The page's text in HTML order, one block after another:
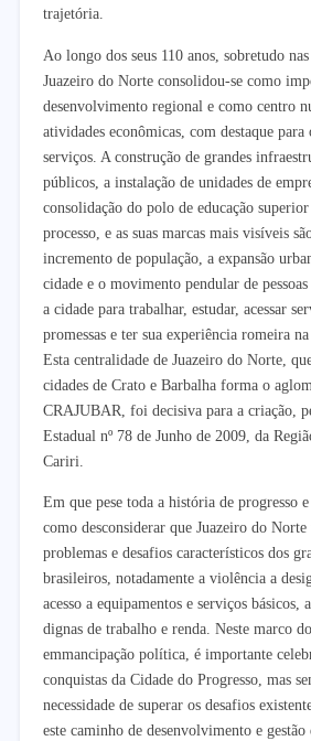
trajetória.
Ao longo dos seus 110 anos, sobretudo
Juazeiro do Norte consolidou-se como
desenvolvimento regional e como centro
atividades econômicas, com destaque
serviços. A construção de grandes
públicos, a instalação de unidades de
consolidação do polo de educação
processo, e as suas marcas mais visíveis
incremento de população, a expansão
cidade e o movimento pendular de
a cidade para trabalhar, estudar, acessar
promessas e ter sua experiência romeira
Esta centralidade de Juazeiro do Norte,
cidades de Crato e Barbalha forma o
CRAJUBAR, foi decisiva para a criação,
Estadual nº 78 de Junho de 2009, da
Cariri.
Em que pese toda a história de progresso
como desconsiderar que Juazeiro do
problemas e desafios característicos dos
brasileiros, notadamente a violência a
acesso a equipamentos e serviços básicos,
dignas de trabalho e renda. Neste marco
emmancipação política, é importante
conquistas da Cidade do Progresso, mas
necessidade de superar os desafios
este caminho de desenvolvimento e gestão